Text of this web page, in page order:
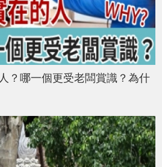
？哪一個更受老闆賞識？為什